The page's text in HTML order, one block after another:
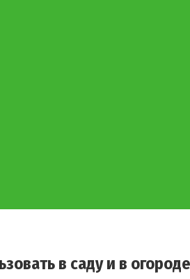
в саду и в